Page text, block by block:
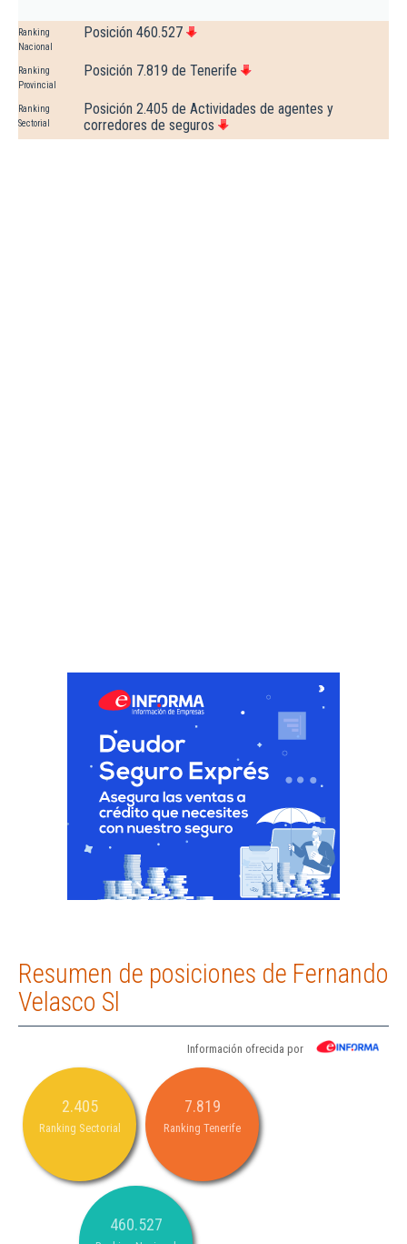
Ranking
Nacional
Posición 460.527
Ranking
Provincial
Posición 7.819 de Tenerife
Ranking
Sectorial
Posición 2.405 de Actividades de agentes y
corredores de seguros
Resumen de posiciones de Fernando
Velasco Sl
Información ofrecida por
2.405
Ranking Sectorial
7.819
Ranking Tenerife
460.527